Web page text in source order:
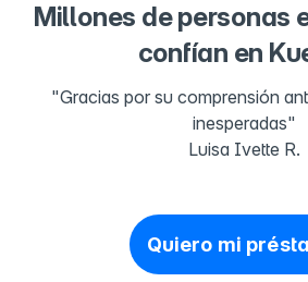
Millones de personas
confían en
"Gracias por su comprensión
inesperadas"
Luisa Ivette R.
Quiero mi